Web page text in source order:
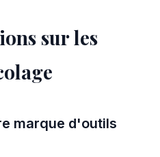
sur les
marque d'outils